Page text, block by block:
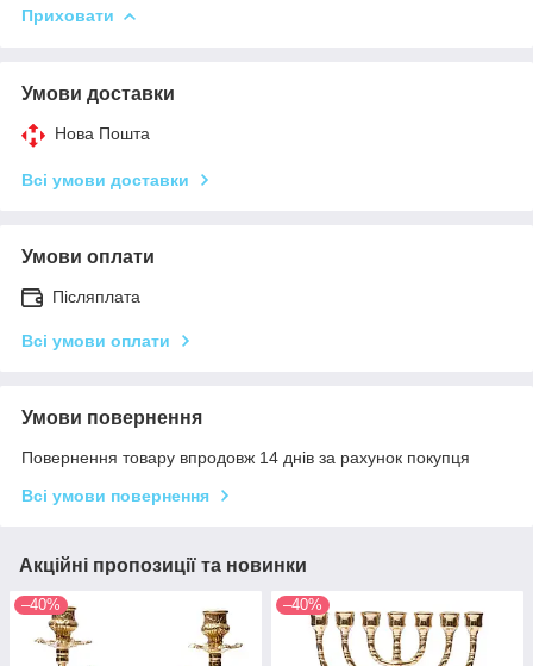
Приховати
Умови доставки
Нова Пошта
Всі умови доставки
Умови оплати
Післяплата
Всі умови оплати
Умови повернення
Повернення товару впродовж 14 днів за рахунок покупця
Всі умови повернення
Акційні пропозиції та новинки
–40% –40%